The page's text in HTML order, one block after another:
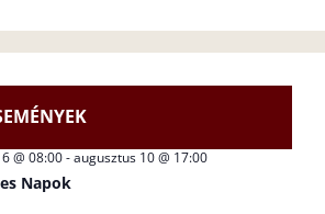
@ 08:00-augusztus 10 @ 17:00
Napok